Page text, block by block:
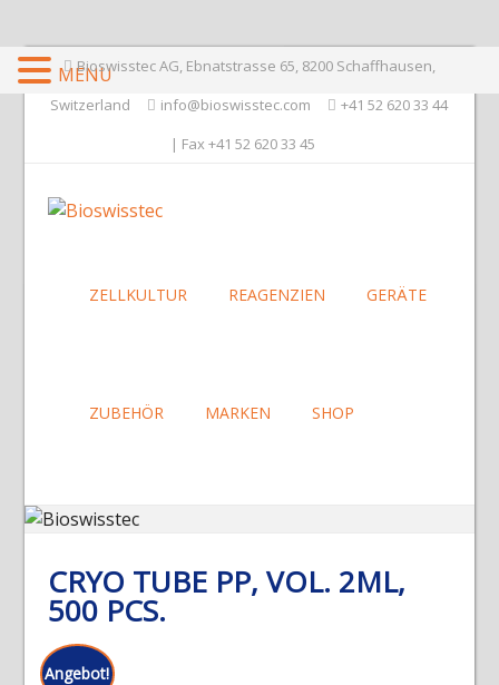
Bioswisstec AG, Ebnatstrasse 65, 8200 Schaffhausen,
Switzerland
info@bioswisstec.com
+41 52 620 33 44
| Fax +41 52 620 33 45
ZELLKULTUR REAGENZIEN GERÄTE
ZUBEHÖR MARKEN SHOP
CRYO TUBE PP, VOL. 2ML,
500 PCS.
Angebot!
MENU